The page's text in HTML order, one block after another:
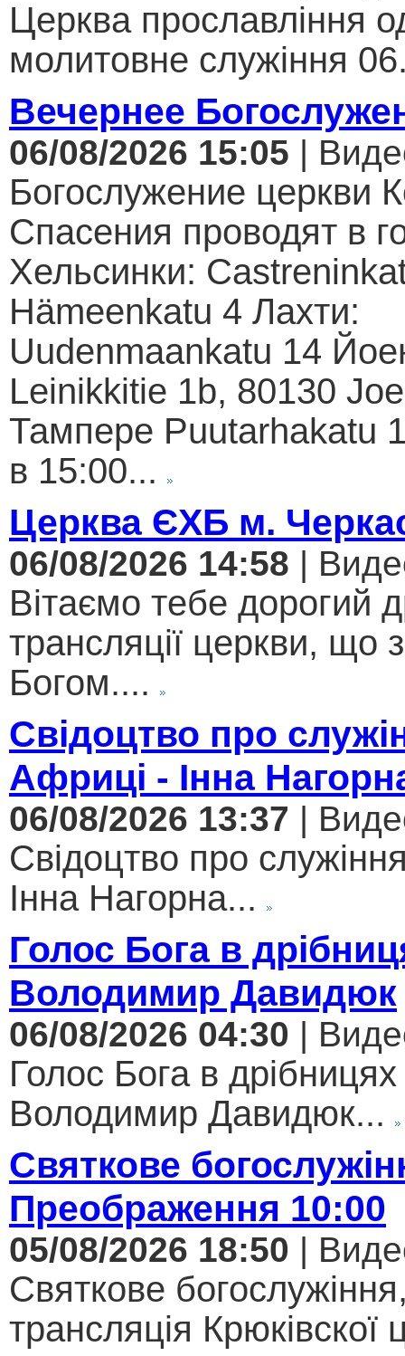
Церква прославління
молитовне служіння
Вечернее
06/08/2026 15:05 |
Богослужение церкви
Спасения проводят в
Хельсинки:
Hämeenkatu 4 Лахти:
Uudenmaankatu 14
Leinikkitie 1b, 80130
Тампере Puutarhakatu
в 15:00...
Церква ЄХБ м.
06/08/2026 14:58 |
Вітаємо тебе дорогий
трансляції церкви, що
Богом....
Свідоцтво про
Африці - Інна
06/08/2026 13:37 |
Свідоцтво про
Інна Нагорна...
Голос Бога в
Володимир Давидюк
06/08/2026 04:30 |
Голос Бога в
Володимир Давидюк...
Святкове
Преображення 10:00
05/08/2026 18:50 |
Святкове
трансляція